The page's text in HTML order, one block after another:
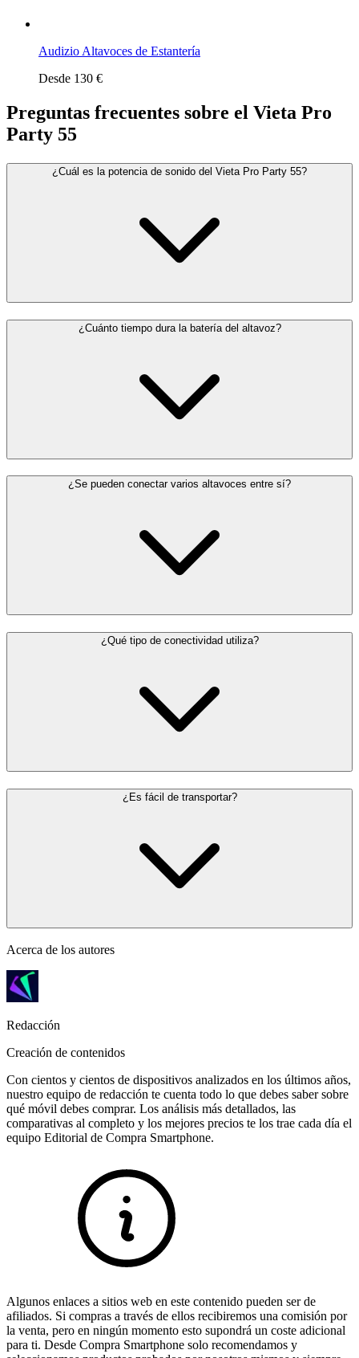
Audizio Altavoces de Estantería
Desde 130 €
Preguntas frecuentes sobre el Vieta Pro
Party 55
¿Cuál es la potencia de sonido del Vieta Pro Party 55?
¿Cuánto tiempo dura la batería del altavoz?
¿Se pueden conectar varios altavoces entre sí?
¿Qué tipo de conectividad utiliza?
¿Es fácil de transportar?
Acerca de los autores
Redacción
Creación de contenidos
Con cientos y cientos de dispositivos analizados en los últimos años,
nuestro equipo de redacción te cuenta todo lo que debes saber sobre
qué móvil debes comprar. Los análisis más detallados, las
comparativas al completo y los mejores precios te los trae cada día el
equipo Editorial de Compra Smartphone.
Algunos enlaces a sitios web en este contenido pueden ser de
afiliados. Si compras a través de ellos recibiremos una comisión por
la venta, pero en ningún momento esto supondrá un coste adicional
para ti. Desde Compra Smartphone solo recomendamos y